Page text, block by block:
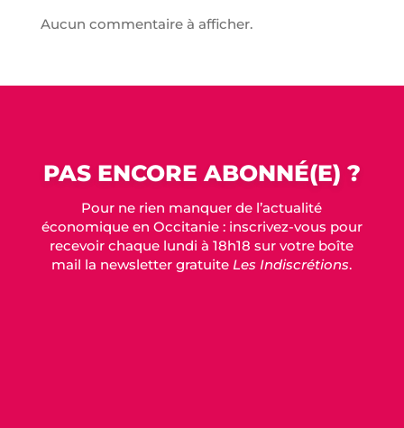
Aucun commentaire à afficher.
PAS ENCORE ABONNÉ(E) ?
Pour ne rien manquer de l’actualité
économique en Occitanie : inscrivez-vous pour
recevoir chaque lundi à 18h18 sur votre boîte
mail la newsletter gratuite Les Indiscrétions.